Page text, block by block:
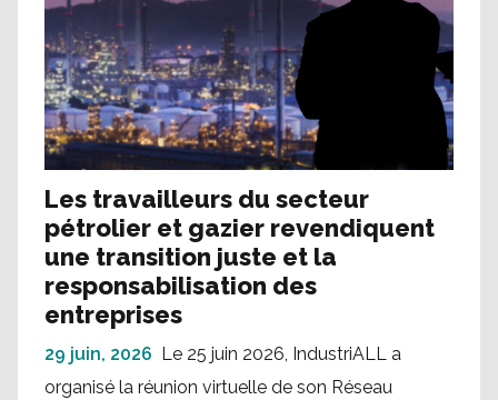
Les travailleurs du secteur
pétrolier et gazier revendiquent
une transition juste et la
responsabilisation des
entreprises
29 juin, 2026
Le 25 juin 2026, IndustriALL a
organisé la réunion virtuelle de son Réseau